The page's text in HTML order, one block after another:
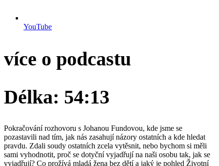
YouTube
více o podcastu
Délka: 54:13
Pokračování rozhovoru s Johanou Fundovou, kde jsme se
pozastavili nad tím, jak nás zasahují názory ostatních a kde hledat
pravdu. Zdali soudy ostatních zcela vytěsnit, nebo bychom si měli
sami vyhodnotit, proč se dotyční vyjadřují na naši osobu tak, jak se
vyjadřují? Co prožívá mladá žena bez dětí a jaký je pohled Životní